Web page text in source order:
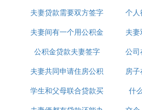
同生活并购买普通自住住房
公积金账户余额用于购房。
房时，若父母参与共同还款
取方式提取公积金，这包括
取公积金还贷本息。
条件限制：
夫妻贷款需要双方签字
吗
个人
夫妻间有一个用公积金
贷款
夫
公积金贷款夫妻签字
公司
夫妻共同申请住房公积
金贷款
房
学生和父母联合贷款买
什